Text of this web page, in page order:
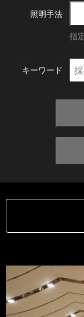
照明手法
指
キーワード